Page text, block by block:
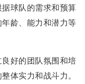
球队的需求和预算
龄、能力和潜力等
好的团队氛围和培
体实力和战斗力。